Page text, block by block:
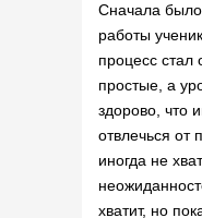
Сначала
работы
процесс
простые, а
здорово, что
отвлечься от
иногда не
хватит, но